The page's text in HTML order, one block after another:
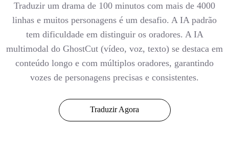
Traduzir um drama de 100 minutos com mais de 4000
linhas e muitos personagens é um desafio. A IA padrão
tem dificuldade em distinguir os oradores. A IA
multimodal do GhostCut (vídeo, voz, texto) se destaca em
conteúdo longo e com múltiplos oradores, garantindo
vozes de personagens precisas e consistentes.
Traduzir Agora